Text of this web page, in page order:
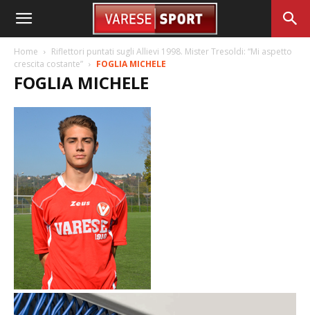
Home
Riflettori puntati sugli Allievi 1998. Mister Tresoldi: “Mi aspetto
crescita costante”
FOGLIA MICHELE
FOGLIA MICHELE